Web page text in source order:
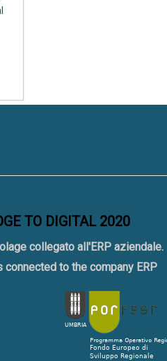
TO DIGITAL 2020
collegato all'ERP aziendale.
to the company ERP